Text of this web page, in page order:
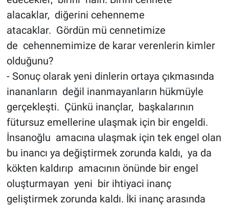
alacaklar, diğerini cehenneme
atacaklar. Gördün mü cennetimize
de cehennemimize de karar verenlerin kimler
olduğunu?
- Sonuç olarak yeni dinlerin ortaya çıkmasında
inananların değil inanmayanların hükmüyle
gerçekleşti. Çünkü inançlar, başkalarının
fütursuz emellerine ulaşmak için bir engeldi.
İnsanoğlu amacına ulaşmak için tek engel olan
bu inancı ya değiştirmek zorunda kaldı, ya da
kökten kaldırıp amacının önünde bir engel
oluşturmayan yeni bir ihtiyaci inanç
geliştirmek zorunda kaldı. İki inanç arasında